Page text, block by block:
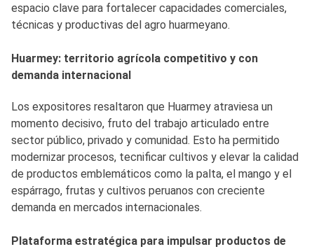
espacio clave para fortalecer capacidades comerciales,
técnicas y productivas del agro huarmeyano.
Huarmey: territorio agrícola competitivo y con
demanda internacional
Los expositores resaltaron que Huarmey atraviesa un
momento decisivo, fruto del trabajo articulado entre
sector público, privado y comunidad. Esto ha permitido
modernizar procesos, tecnificar cultivos y elevar la calidad
de productos emblemáticos como la palta, el mango y el
espárrago, frutas y cultivos peruanos con creciente
demanda en mercados internacionales.
Plataforma estratégica para impulsar productos de